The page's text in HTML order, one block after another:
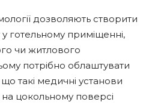
дозволяють створити
готельному приміщенні,
чи житлового
потрібно облаштувати
такі медичні установи
цокольному поверсі